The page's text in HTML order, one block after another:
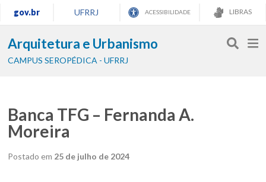
gov.br UFRRJ ACESSIBILIDADE LIBRAS
Arquitetura e Urbanismo
CAMPUS SEROPÉDICA - UFRRJ
Banca TFG – Fernanda A.
Moreira
Postado em 25 de julho de 2024